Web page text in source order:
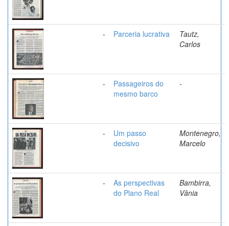
- Parceria lucrativa
Tautz,
Carlos
-
Passageiros do
mesmo barco
-
-
Um passo
decisivo
Montenegro,
Marcelo
-
As perspectivas
do Plano Real
Bambirra,
Vânia